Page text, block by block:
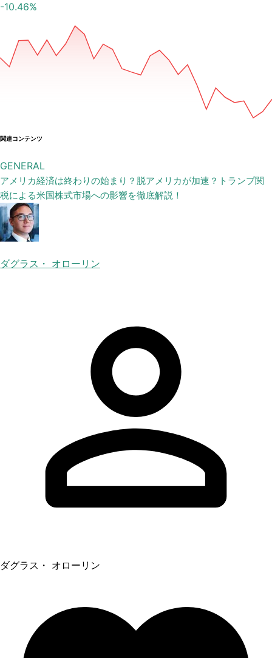
-10.46%
関連コンテンツ
GENERAL
アメリカ経済は終わりの始まり？脱アメリカが加速？トランプ関
税による米国株式市場への影響を徹底解説！
ダグラス・ オローリン
ダグラス・ オローリン